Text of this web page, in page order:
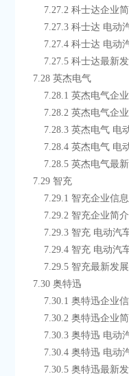
7.27.2 科士达企业
7.27.3 科士
7.27.4 科士
7.27.5 科士达最
    7.28 英杰电气
7.28.1 英杰电气企
7.28.2 英杰电气
7.28.3 英杰
7.28.4 英杰
7.28.5 英杰电气
    7.29 智充
        7.29.1 智充企业信息
        7.29.2 智充企业简介
7.29.3 智充
7.29.4 智充
7.29.5 智充最新
    7.30 奥特迅
7.30.1 奥特迅企业
7.30.2 奥特迅企业
7.30.3 奥特
7.30.4 奥特
7.30.5 奥特迅最